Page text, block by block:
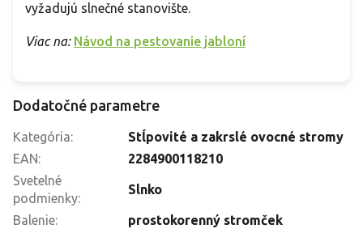
vyžadujú slnečné stanovište.
Viac na: Návod na pestovanie jabloní
Dodatočné parametre
Kategória:
Stĺpovité a zakrslé ovocné stromy
EAN:
2284900118210
Svetelné
podmienky:
Slnko
Balenie: prostokorenný stromček